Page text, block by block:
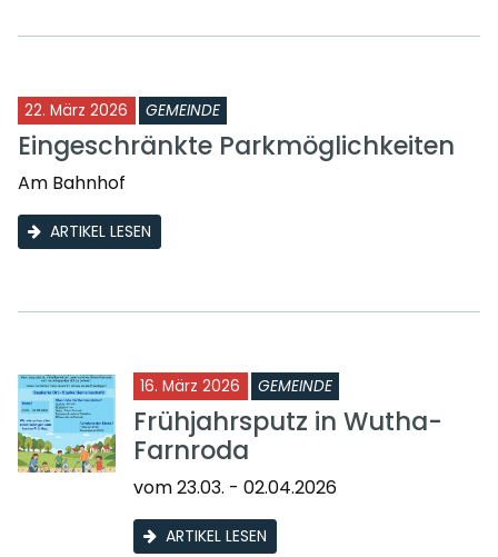
22. März 2026 GEMEINDE
Eingeschränkte Parkmöglichkeiten
Am Bahnhof
ARTIKEL LESEN
16. März 2026 GEMEINDE
Frühjahrsputz in Wutha-
Farnroda
vom 23.03. - 02.04.2026
ARTIKEL LESEN